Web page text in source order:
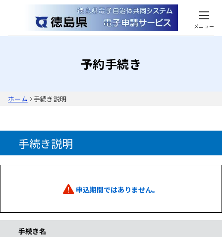
メニュー
予約手続き
ホーム 手続き説明
手続き説明
申込期間ではありません。
手続き名